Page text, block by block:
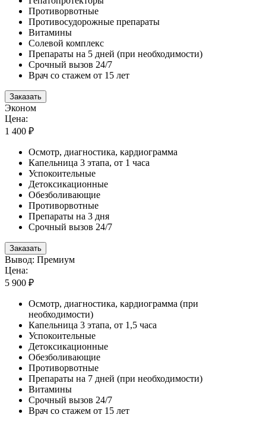
Противорвотные
Противосудорожные препараты
Витамины
Солевой комплекс
Препараты на 5 дней (при необходимости)
Срочный вызов 24/7
Врач со стажем от 15 лет
Заказать
Эконом
Цена:
1 400 ₽
Осмотр, диагностика, кардиограмма
Капельница 3 этапа, от 1 часа
Успокоительные
Детоксикационные
Обезболивающие
Противорвотные
Препараты на 3 дня
Срочный вызов 24/7
Заказать
Вывод: Премиум
Цена:
5 900 ₽
Осмотр, диагностика, кардиограмма (при
необходимости)
Капельница 3 этапа, от 1,5 часа
Успокоительные
Детоксикационные
Обезболивающие
Противорвотные
Препараты на 7 дней (при необходимости)
Витамины
Срочный вызов 24/7
Врач со стажем от 15 лет